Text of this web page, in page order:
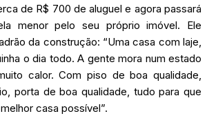
de R$ 700 de aluguel e agora passará
menor pelo seu próprio imóvel. Ele
da construção: “Uma casa com laje,
o dia todo. A gente mora num estado
calor. Com piso de boa qualidade,
porta de boa qualidade, tudo para que
casa possível”.